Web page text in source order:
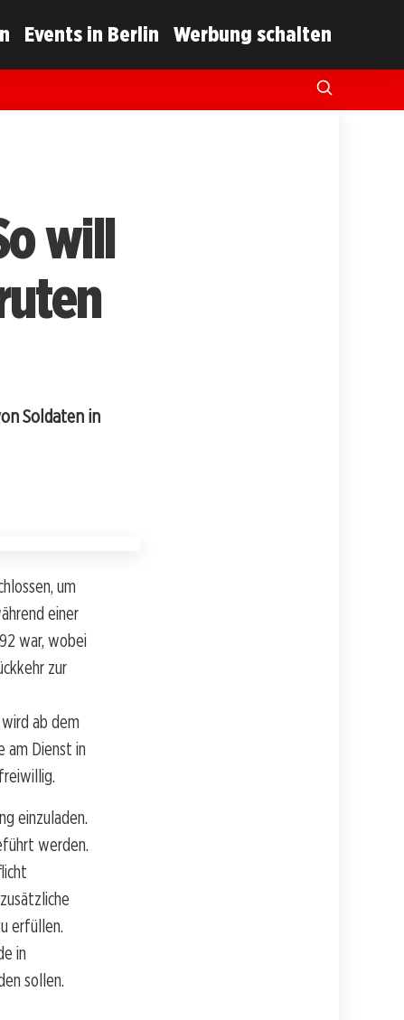
Events in Berlin Werbung schalten
will
Soldaten in
um
einer
war, wobei
zur
wird ab dem
am Dienst in
einzuladen.
werden.
erfüllen.
in
sollen.